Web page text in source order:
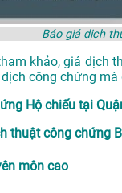
Báo giá dịch
khảo, giá dịch
công chứng
Hộ chiếu tại
thuật công chứng
môn cao